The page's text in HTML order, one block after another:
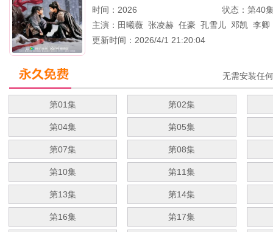
时间：2026
状态：第40
主演： 田曦薇 张凌赫 任豪 孔雪儿 邓凯 李卿
更新时间：2026/4/1 21:20:04
无需安装任
第01集 第02集
第04集 第05集
第07集 第08集
第10集 第11集
第13集 第14集
第16集 第17集